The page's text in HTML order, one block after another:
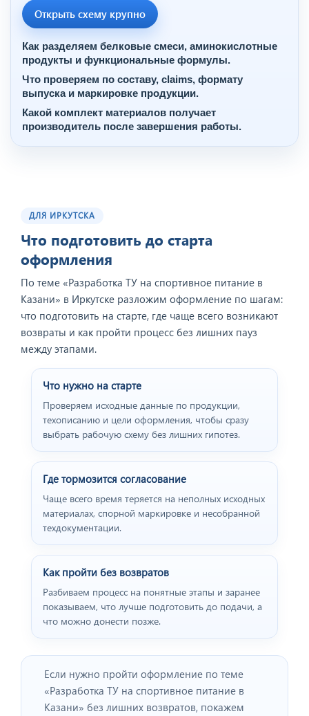
Открыть схему крупно
Как разделяем белковые смеси, аминокислотные
продукты и функциональные формулы.
Что проверяем по составу, claims, формату
выпуска и маркировке продукции.
Какой комплект материалов получает
производитель после завершения работы.
ДЛЯ ИРКУТСКА
Что подготовить до старта
оформления
По теме «Разработка ТУ на спортивное питание в
Казани» в Иркутске разложим оформление по шагам:
что подготовить на старте, где чаще всего возникают
возвраты и как пройти процесс без лишних пауз
между этапами.
Что нужно на старте
Проверяем исходные данные по продукции,
техописанию и цели оформления, чтобы сразу
выбрать рабочую схему без лишних гипотез.
Где тормозится согласование
Чаще всего время теряется на неполных исходных
материалах, спорной маркировке и несобранной
техдокументации.
Как пройти без возвратов
Разбиваем процесс на понятные этапы и заранее
показываем, что лучше подготовить до подачи, а
что можно донести позже.
Если нужно пройти оформление по теме
«Разработка ТУ на спортивное питание в
Казани» без лишних возвратов, покажем